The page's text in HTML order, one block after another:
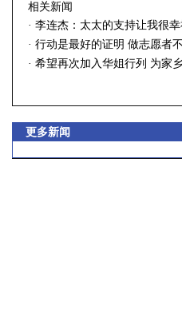
相关新闻
· 李连杰：太太的支持让我很幸
· 行动是最好的证明 做志愿者
· 希望再次加入华姐行列 为家
更多新闻